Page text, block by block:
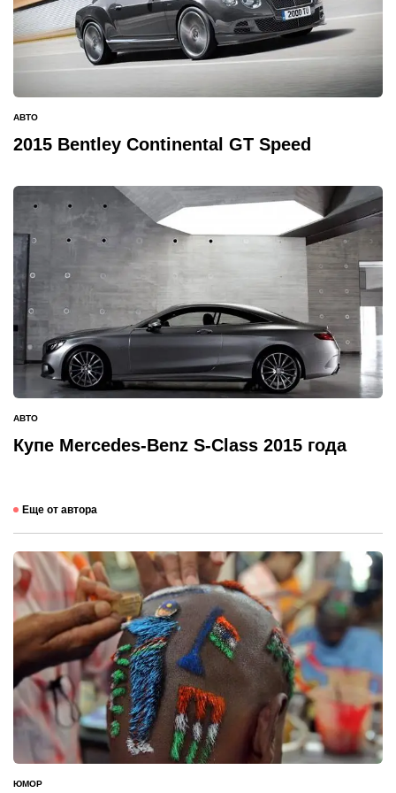
ОПУБЛИКОВАНО
В
АВТО
2015 Bentley Continental GT Speed​​
ОПУБЛИКОВАНО
В
АВТО
Купе Mercedes-Benz S-Class 2015 года
Еще от автора
ОПУБЛИКОВАНО
ЮМОР